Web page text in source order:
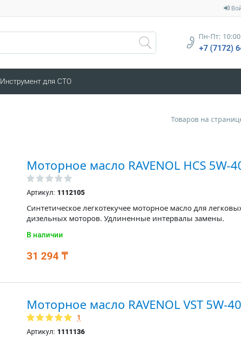
Пн-Пт:
+7 (7172)
Инструмент для СТО
Товаров на
Моторное масло RAVENOL HCS 5W-
Артикул: 1112105
Синтетическое легкотекучее моторное масло для
дизельных моторов. Удлиненные интервалы замены.
В наличии
31 294 ₸
Моторное масло RAVENOL VST 5W-40
1
Артикул: 1111136